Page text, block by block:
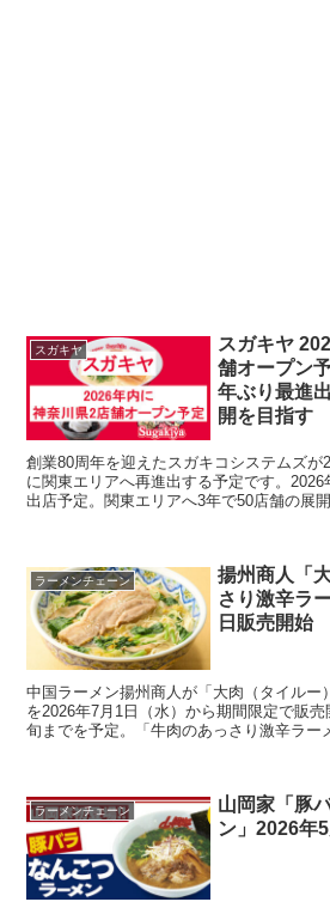
スガキヤ
スガキヤ
舗オープン
年ぶり最進
開を目指す
創業80周年を迎えたスガキコシステムズが
に関東エリアへ再進出する予定です。
出店予定。関東エリアへ3年で50店舗の展
ラーメンチェーン
揚州商人「
さり激辛ラ
日販売開始
中国ラーメン揚州商人が「大肉（タイルー
を2026年7月1日（水）から期間限定で販
旬までを予定。「牛肉のあっさり激辛ラー
ラーメンチェーン
山岡家「豚
ン」2026年